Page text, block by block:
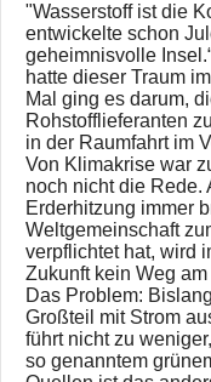
"Wasserstoff ist die
entwickelte schon
geheimnisvolle
hatte dieser Traum
Mal ging es darum,
Rohstofflieferanten
in der Raumfahrt im
Von Klimakrise war
noch nicht die Rede.
Erderhitzung immer
Weltgemeinschaft
verpflichtet hat, wird
Zukunft kein Weg
Das Problem:
Großteil mit Strom
führt nicht zu
so genanntem